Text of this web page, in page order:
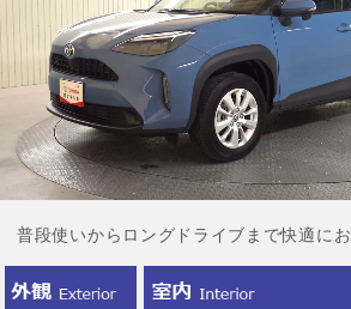
普段使いからロングドライブまで快適に